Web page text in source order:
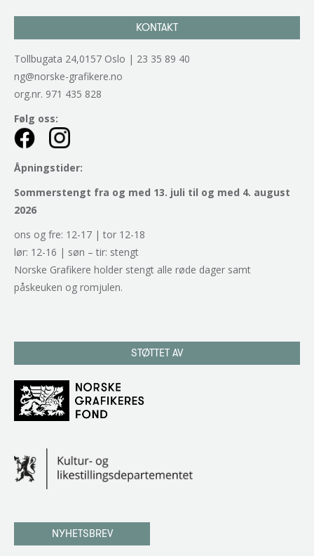
KONTAKT
Tollbugata 24,0157 Oslo | 23 35 89 40
ng@norske-grafikere.no
org.nr. 971 435 828
Følg oss:
Åpningstider:
Sommerstengt fra og med 13. juli til og med 4. august
2026
ons og fre: 12-17 | tor 12-18
lør: 12-16 | søn – tir: stengt
Norske Grafikere holder stengt alle røde dager samt
påskeuken og romjulen.
STØTTET AV
NYHETSBREV